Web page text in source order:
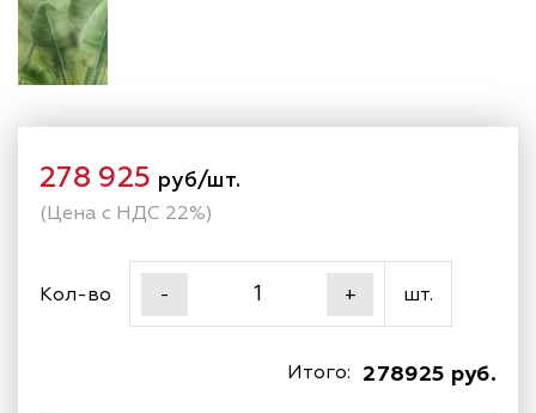
278 925 руб/шт.
(Цена с НДС 22%)
Кол-во - + шт.
278925 руб.
Итого: